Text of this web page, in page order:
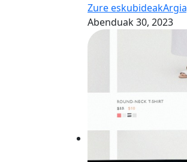
Zure eskubideak
Abenduak 30, 2023